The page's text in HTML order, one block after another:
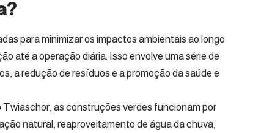
para minimizar os impactos ambientais ao longo
até a operação diária. Isso envolve uma série de
a redução de resíduos e a promoção da saúde e
as construções verdes funcionam por
natural, reaproveitamento de água da chuva,